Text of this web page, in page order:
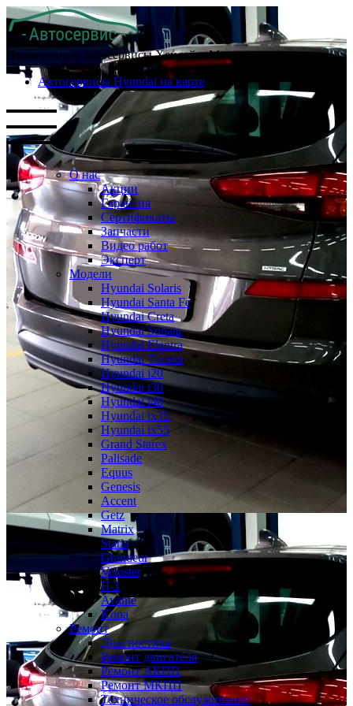
Проверенные автосервисы Хендай в Москве
Автосервисы Hyundai на карте
О нас
Акции
Гарантия
Сертификаты
Запчасти
Видео работ
Эксперт
Модели
Hyundai Solaris
Hyundai Santa Fe
Hyundai Creta
Hyundai Sonata
Hyundai Elantra
Hyundai Tucson
Hyundai i20
Hyundai i30
Hyundai i40
Hyundai ix35
Hyundai ix55
Grand Starex
Palisade
Equus
Genesis
Accent
Getz
Matrix
Staria
Grandeur
Veloster
H-1
Avante
Kona
Ремонт
Диагностика
Ремонт двигателя
Ремонт АКПП
Ремонт МКПП
Техническое обслуживание